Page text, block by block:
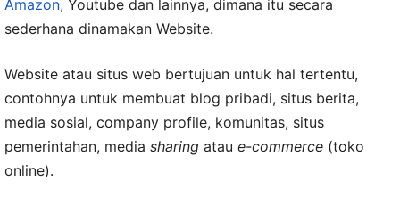
Amazon, Youtube dan lainnya, dimana itu secara
sederhana dinamakan Website.
Website atau situs web bertujuan untuk hal tertentu,
contohnya untuk membuat blog pribadi, situs berita,
media sosial, company profile, komunitas, situs
pemerintahan, media sharing atau e-commerce (toko
online).